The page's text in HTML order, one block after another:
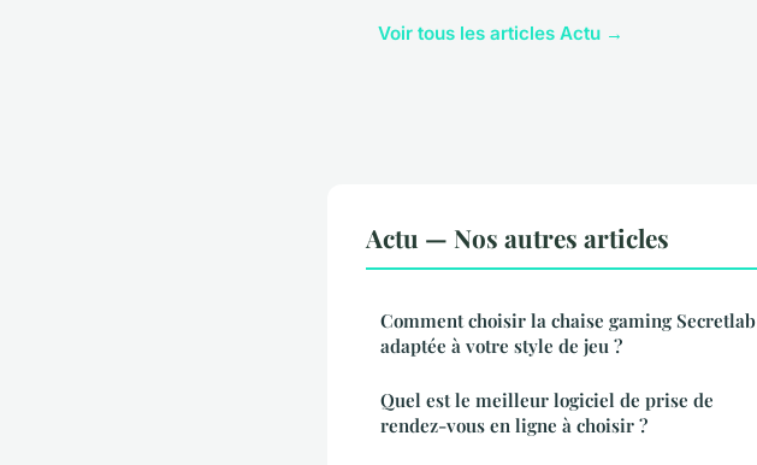
Voir tous les articles Actu →
Actu — Nos autres articles
Comment choisir la chaise gaming Secretlab
adaptée à votre style de jeu ?
Quel est le meilleur logiciel de prise de
rendez-vous en ligne à choisir ?